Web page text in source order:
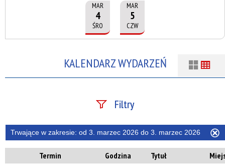
MAR
4
ŚRO
MAR
5
CZW
KALENDARZ WYDARZEŃ
Filtry
Szukana fraza
Trwające w zakresie: od 3. marzec 2026 do 3. marzec 2026
filtr
Termin Godzina Tytuł